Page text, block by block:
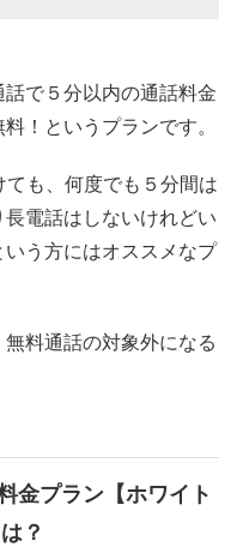
話で５分以内の通話料金
！というプランです。
も、 何度でも５分間は
長電話はしないけれどい
う方にはオススメなプ
無料通話の対象外になる
金プラン【ホワイト
？